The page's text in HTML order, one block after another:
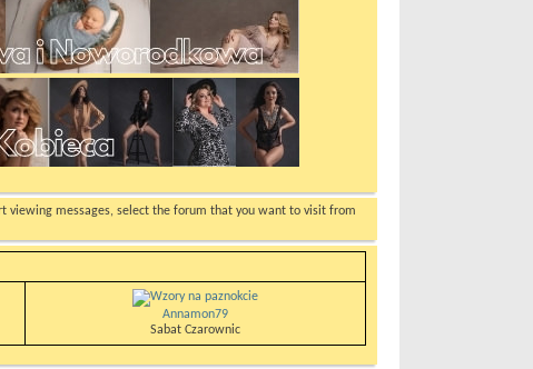
viewing messages, select the forum that you want to visit from
Annamon79
Sabat Czarownic